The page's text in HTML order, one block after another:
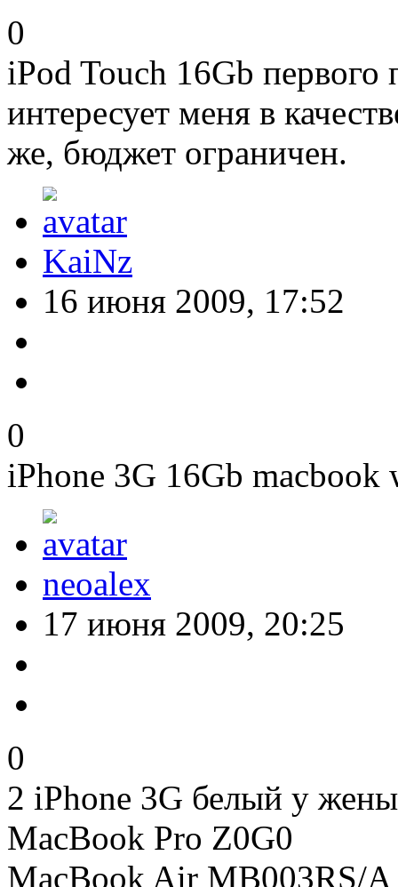
0
iPod Touch 16Gb первого
интересует меня в
же, бюджет ограничен.
KaiNz
16 июня 2009, 17:52
0
iPhone 3G 16Gb macbook
neoalex
17 июня 2009, 20:25
0
2 iPhone 3G белый у
MacBook Pro Z0G0
MacBook Air MB003RS/A